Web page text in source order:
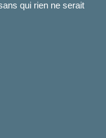
qui rien ne serait